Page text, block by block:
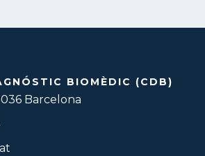
BIOMÈDIC (CDB)
Barcelona